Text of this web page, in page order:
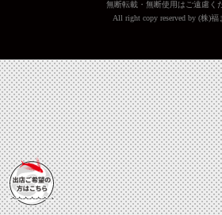
無断転載・無断使用はご遠慮く
All right copy reserved by (株)福